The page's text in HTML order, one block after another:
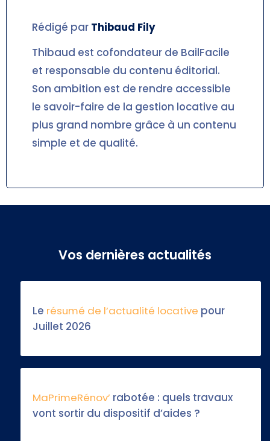
Rédigé par Thibaud Fily
Thibaud est cofondateur de BailFacile
et responsable du contenu éditorial.
Son ambition est de rendre accessible
le savoir-faire de la gestion locative au
plus grand nombre grâce à un contenu
simple et de qualité.
Vos dernières actualités
Le résumé de l’actualité locative pour
Juillet 2026
MaPrimeRénov’ rabotée : quels travaux
vont sortir du dispositif d’aides ?